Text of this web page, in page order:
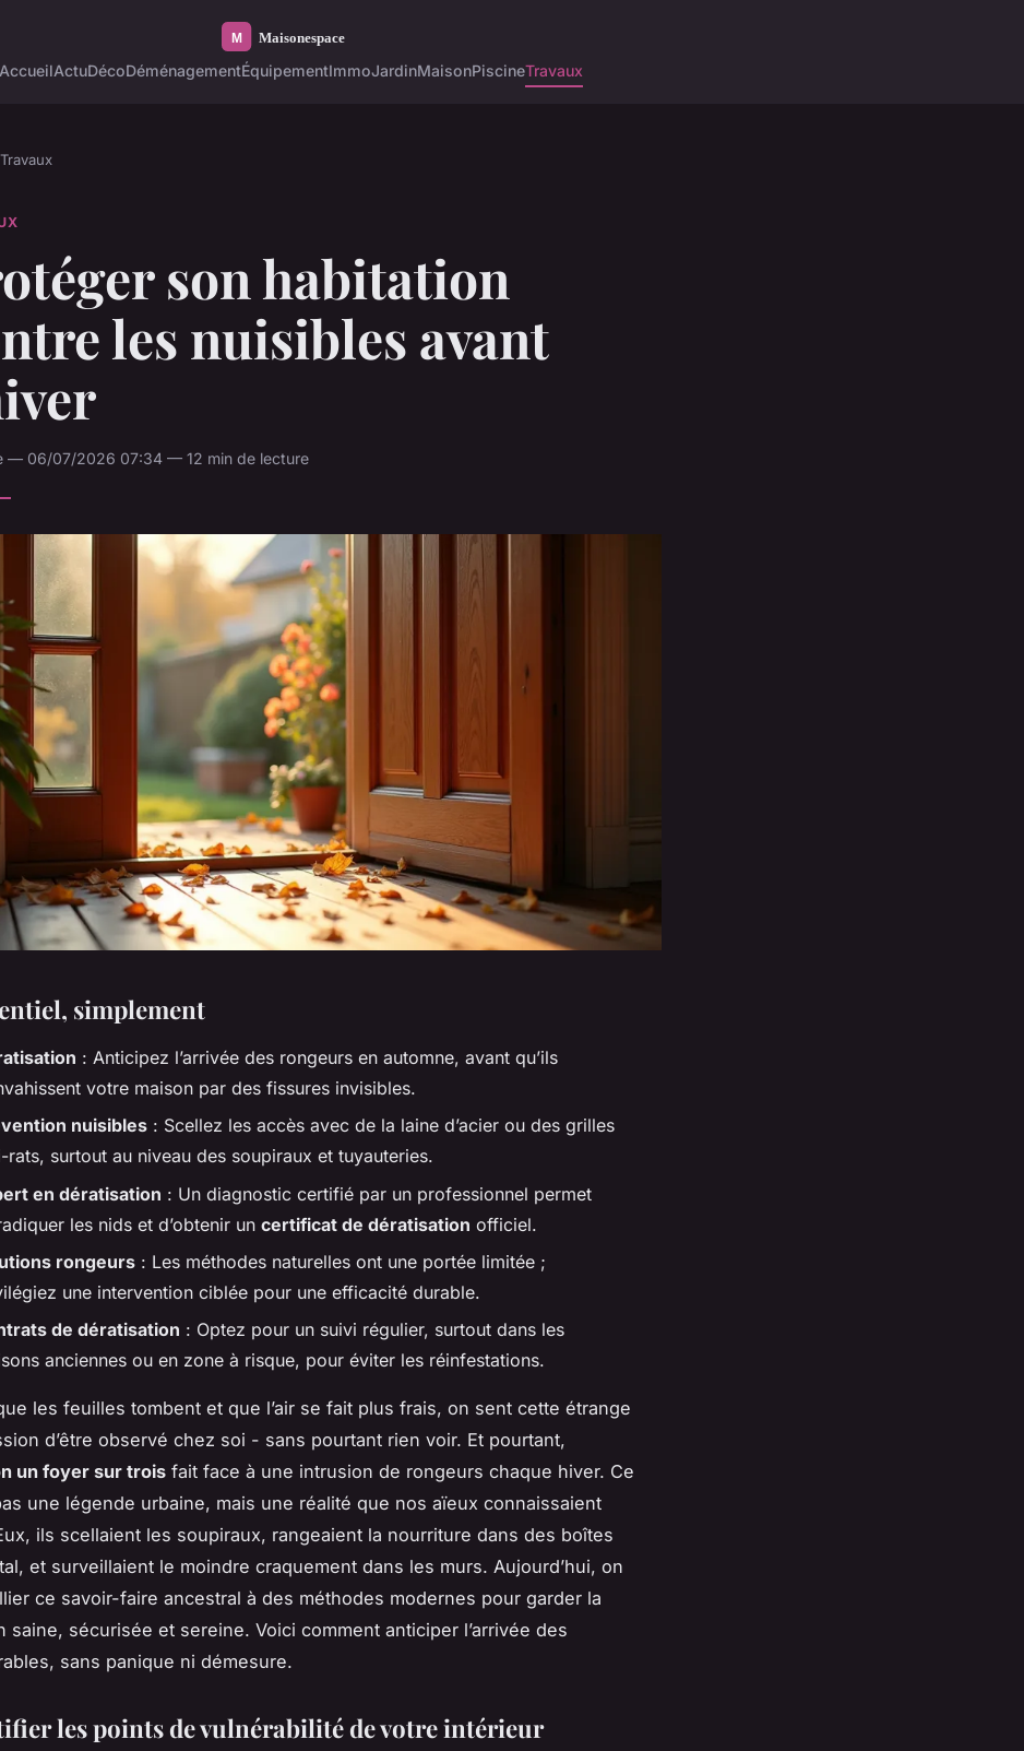
AccueilActuDécoDéménagementÉquipementImmoJardinMaisonPiscineTravaux
Travaux
son habitation
les nuisibles avant
— 06/07/2026 07:34 — 12 min de lecture
simplement
: Anticipez l’arrivée des rongeurs en automne, avant qu’ils
votre maison par des fissures invisibles.
nuisibles : Scellez les accès avec de la laine d’acier ou des grilles
rats, surtout au niveau des soupiraux et tuyauteries.
en dératisation : Un diagnostic certifié par un professionnel permet
les nids et d’obtenir un certificat de dératisation officiel.
rongeurs : Les méthodes naturelles ont une portée limitée ;
une intervention ciblée pour une efficacité durable.
de dératisation : Optez pour un suivi régulier, surtout dans les
anciennes ou en zone à risque, pour éviter les réinfestations.
les feuilles tombent et que l’air se fait plus frais, on sent cette étrange
d’être observé chez soi - sans pourtant rien voir. Et pourtant,
un foyer sur trois fait face à une intrusion de rongeurs chaque hiver. Ce
une légende urbaine, mais une réalité que nos aïeux connaissaient
ils scellaient les soupiraux, rangeaient la nourriture dans des boîtes
et surveillaient le moindre craquement dans les murs. Aujourd’hui, on
ce savoir-faire ancestral à des méthodes modernes pour garder la
saine, sécurisée et sereine. Voici comment anticiper l’arrivée des
sans panique ni démesure.
les points de vulnérabilité de votre intérieur